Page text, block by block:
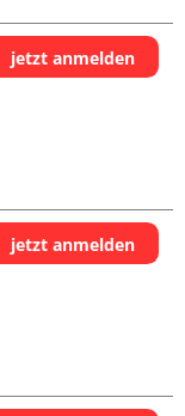
jetzt anmelden
jetzt anmelden